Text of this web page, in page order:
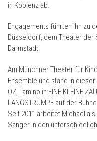
in Koblenz ab.
Engagements führten ihn zu
Düsseldorf, dem Theater der
Darmstadt.
Am Münchner Theater für
Ensemble und stand in dieser
OZ, Tamino in EINE KLEINE
LANGSTRUMPF auf der
Seit 2011 arbeitet Michael
Sänger in den